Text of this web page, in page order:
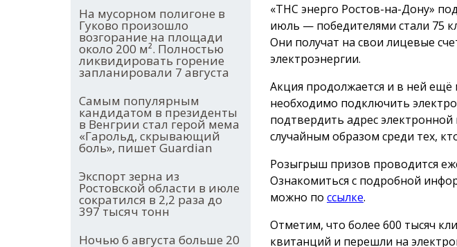
На мусорном полигоне в
Гуково произошло
возгорание на площади
около 200 м². Полностью
ликвидировать горение
запланировали 7 августа
Самым популярным
кандидатом в президенты
в Венгрии стал герой мема
«Гарольд, скрывающий
боль», пишет Guardian
Экспорт зерна из
Ростовской области в июле
сократился в 2,2 раза до
397 тысяч тонн
Ночью 6 августа больше 20
«ТНС энерго Ростов-на-Дону»
июль — победителями стали 75
Они получат на свои лицевые
электроэнергии.
Акция продолжается и в ней ещё
необходимо подключить
подтвердить адрес
случайным образом среди тех,
Розыгрыш призов проводится
Ознакомиться с подробной
можно по ссылке.
Отметим, что более 600 тысяч
квитанций и перешли на